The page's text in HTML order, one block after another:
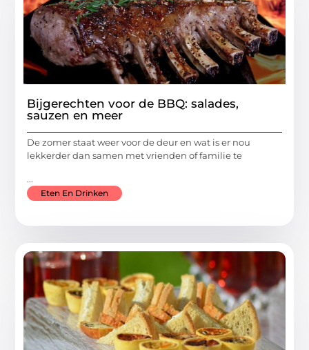
Bijgerechten voor de BBQ: salades,
sauzen en meer
De zomer staat weer voor de deur en wat is er nou
lekkerder dan samen met vrienden of familie te
...
Eten En Drinken